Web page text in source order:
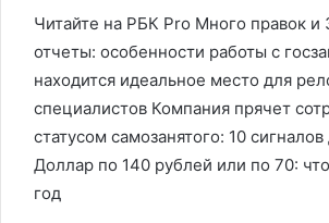
Читайте на РБК Pro Много правок и
отчеты: особенности работы с
находится идеальное место для
специалистов Компания прячет
статусом самозанятого: 10
Доллар по 140 рублей или по 70:
год